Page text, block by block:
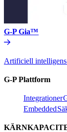
G-P Gia™​​
Artificiell
G-P Plattform​​
Integrationer​​
Embedded​​